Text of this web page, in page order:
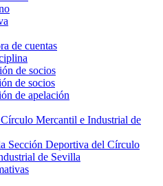
de cuentas
de socios
de socios
de apelación
Mercantil e Industrial de
Sección Deportiva del Círculo
de Sevilla